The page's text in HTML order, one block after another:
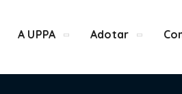
A UPPA Adotar